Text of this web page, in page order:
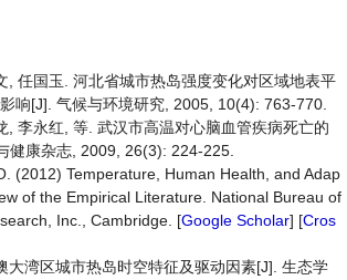
, 任国玉. 河北省城市热岛强度变化对区域地表平
响[J]. 气候与环境研究, 2005, 10(4): 763-770.
, 李永红, 等. 武汉市高温对心脑血管疾病死亡的
健康杂志, 2009, 26(3): 224-225.
(2012) Temperature, Human Health, and Adap
of the Empirical Literature. National Bureau of
Inc., Cambridge. [Google Scholar] [Cros
大湾区城市热岛时空特征及驱动因素[J]. 生态学